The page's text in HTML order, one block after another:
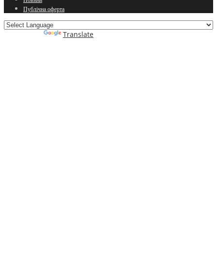
Публічна оферта
Translate